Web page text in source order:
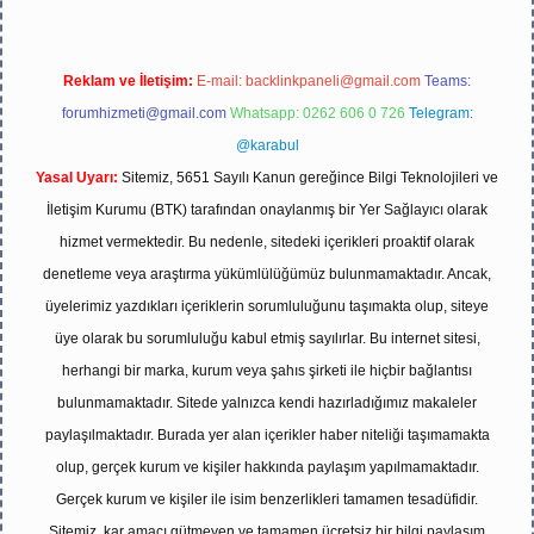
Reklam ve İletişim: E-mail: backlinkpaneli@gmail.com Teams:
forumhizmeti@gmail.com Whatsapp: 0262 606 0 726 Telegram:
@karabul
Yasal Uyarı: Sitemiz, 5651 Sayılı Kanun gereğince Bilgi Teknolojileri ve
İletişim Kurumu (BTK) tarafından onaylanmış bir Yer Sağlayıcı olarak
hizmet vermektedir. Bu nedenle, sitedeki içerikleri proaktif olarak
denetleme veya araştırma yükümlülüğümüz bulunmamaktadır. Ancak,
üyelerimiz yazdıkları içeriklerin sorumluluğunu taşımakta olup, siteye
üye olarak bu sorumluluğu kabul etmiş sayılırlar. Bu internet sitesi,
herhangi bir marka, kurum veya şahıs şirketi ile hiçbir bağlantısı
bulunmamaktadır. Sitede yalnızca kendi hazırladığımız makaleler
paylaşılmaktadır. Burada yer alan içerikler haber niteliği taşımamakta
olup, gerçek kurum ve kişiler hakkında paylaşım yapılmamaktadır.
Gerçek kurum ve kişiler ile isim benzerlikleri tamamen tesadüfidir.